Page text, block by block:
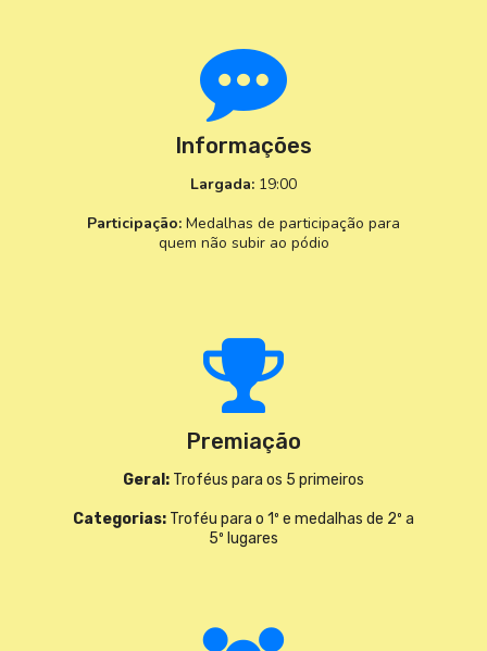
Informações
Largada: 19:00
Participação: Medalhas de participação para
quem não subir ao pódio
Premiação
Geral: Troféus para os 5 primeiros
Categorias: Troféu para o 1º e medalhas de 2º a
5º lugares